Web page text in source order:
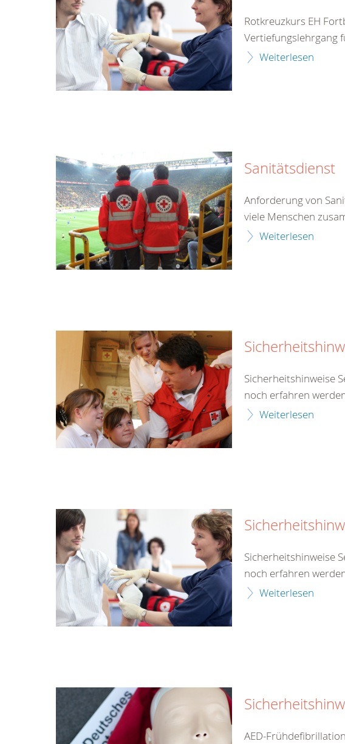
Rotkreuzkurs EH
Vertiefungslehrgang
Weiterlesen
Sanitätsdienst
Anforderung von
viele Menschen
Weiterlesen
Sicherheitshinweise
noch erfahren
Weiterlesen
Sicherheitshinweise
noch erfahren
Weiterlesen
AED-